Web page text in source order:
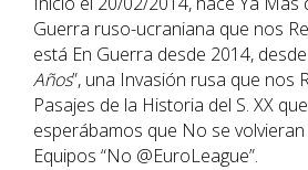
Guerra ruso-ucraniana que nos
está En Guerra desde 2014, desde
Años”, una Invasión rusa que nos
Pasajes de la Historia del S. XX
esperábamos que No se
Equipos “No @EuroLeague”.